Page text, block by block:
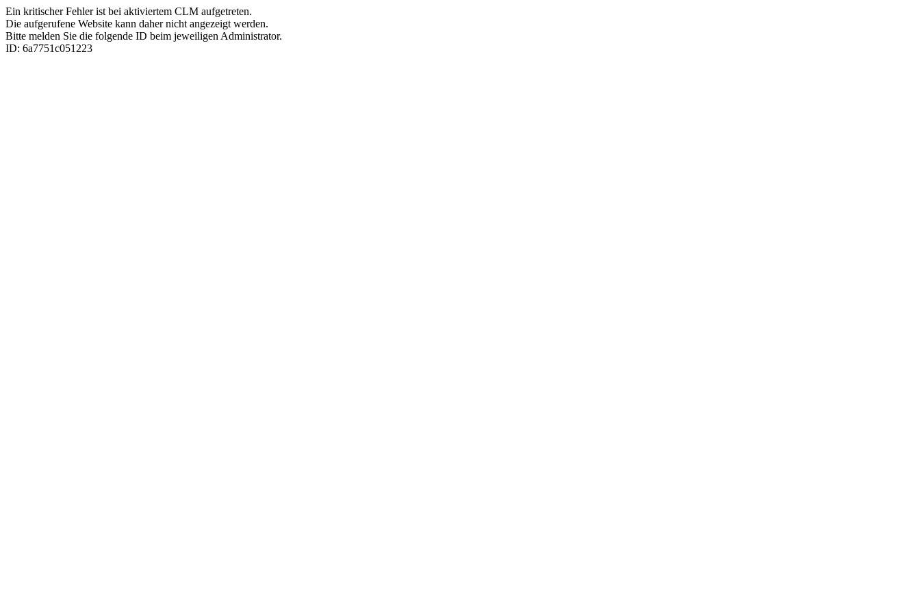
Ein kritischer Fehler ist bei aktiviertem CLM aufgetreten.
Die aufgerufene Website kann daher nicht angezeigt werden.
Bitte melden Sie die folgende ID beim jeweiligen Administrator.
ID: 6a7751c051223